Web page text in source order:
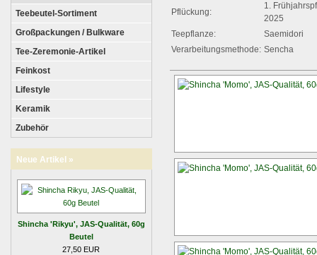
Teebeutel-Sortiment
Großpackungen / Bulkware
Tee-Zeremonie-Artikel
Feinkost
Lifestyle
Keramik
Zubehör
Neue Artikel »
Shincha 'Rikyu', JAS-Qualität, 60g
Beutel
27,50 EUR
Pflückung:
1.
2025
Teepflanze:
Saemidori
Verarbeitungsmethode: Sencha